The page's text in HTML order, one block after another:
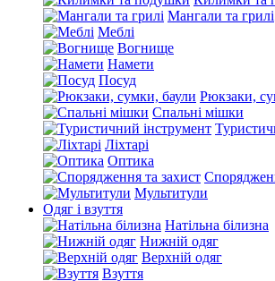
Мангали та грилі
Меблі
Вогнище
Намети
Посуд
Рюкзаки,
Спальні мішки
Ліхтарі
Оптика
Мультитули
Одяг і взуття
Натільна білизна
Нижній одяг
Верхній одяг
Взуття